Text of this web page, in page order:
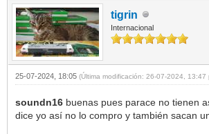
tigrin
Internacional
25-07-2024, 18:05 (Última modificación: 26-07-2024, 13:47
soundn16 buenas pues parace no tienen
dice yo así no lo compro y también sacan